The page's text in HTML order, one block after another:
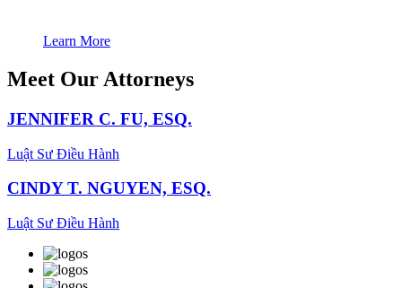
Learn More
Meet Our Attorneys
JENNIFER C. FU, ESQ.
Luật Sư Điều Hành
CINDY T. NGUYEN, ESQ.
Luật Sư Điều Hành